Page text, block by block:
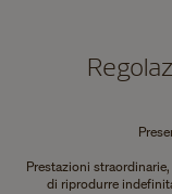
Prestazioni
di riprodurre